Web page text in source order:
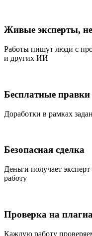
Живые эксперты,
Работы пишут люди с
и других ИИ
Бесплатные правки
Доработки в рамках
Безопасная сделка
Деньги получает
работу
Проверка на
Каждую работу